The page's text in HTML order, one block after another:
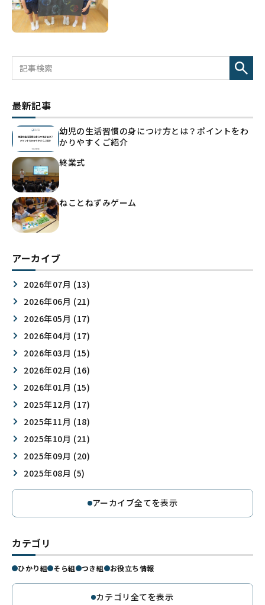
最新記事
幼児の生活習慣の身につけ方とは？ポイントをわ
かりやすくご紹介
終業式
ねことねずみゲーム
アーカイブ
2026年07月 (13)
2026年06月 (21)
2026年05月 (17)
2026年04月 (17)
2026年03月 (15)
2026年02月 (16)
2026年01月 (15)
2025年12月 (17)
2025年11月 (18)
2025年10月 (21)
2025年09月 (20)
2025年08月 (5)
アーカイブ全てを表示
カテゴリ
ひかり組 そら組 つき組 お役立ち情報
カテゴリ全てを表示